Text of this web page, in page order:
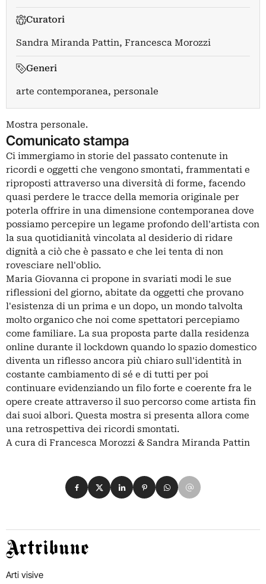
Curatori
Sandra Miranda Pattin, Francesca Morozzi
Generi
arte contemporanea, personale
Mostra personale.
Comunicato stampa
Ci immergiamo in storie del passato contenute in
ricordi e oggetti che vengono smontati, frammentati e
riproposti attraverso una diversità di forme, facendo
quasi perdere le tracce della memoria originale per
poterla offrire in una dimensione contemporanea dove
possiamo percepire un legame profondo dell'artista con
la sua quotidianità vincolata al desiderio di ridare
dignità a ciò che è passato e che lei tenta di non
rovesciare nell'oblio.
Maria Giovanna ci propone in svariati modi le sue
riflessioni del giorno, abitate da oggetti che provano
l'esistenza di un prima e un dopo, un mondo talvolta
molto organico che noi come spettatori percepiamo
come familiare. La sua proposta parte dalla residenza
online durante il lockdown quando lo spazio domestico
diventa un riflesso ancora più chiaro sull'identità in
costante cambiamento di sé e di tutti per poi
continuare evidenziando un filo forte e coerente fra le
opere create attraverso il suo percorso come artista fin
dai suoi albori. Questa mostra si presenta allora come
una retrospettiva dei ricordi smontati.
A cura di Francesca Morozzi & Sandra Miranda Pattin
Condividi su Facebook
Condividi su X
Condividi su LinkedIn
Condividi su Pinterest
Condividi su WhatsApp
Condividi su Email
Artribune
Arti visive